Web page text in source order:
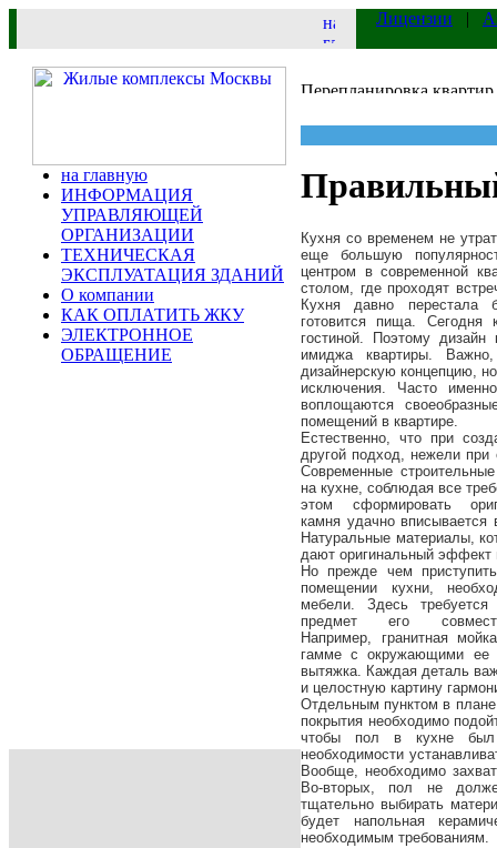
Лицензии |
на главную
ИНФОРМАЦИЯ
УПРАВЛЯЮЩЕЙ
ОРГАНИЗАЦИИ
ТЕХНИЧЕСКАЯ
ЭКСПЛУАТАЦИЯ ЗДАНИЙ
О компании
КАК ОПЛАТИТЬ ЖКУ
ЭЛЕКТРОННОЕ
ОБРАЩЕНИЕ
Кухня со временем не
еще большую
центром в современной
столом, где проходят
Кухня давно перестала
готовится пища.
гостиной. Поэтому
имиджа квартиры.
дизайнерскую концепцию,
исключения. Часто
воплощаются
помещений в квартире.
Естественно, что при
другой подход, нежели
Современные
на кухне, соблюдая все
этом сформировать
камня удачно
Натуральные материалы,
дают оригинальный
Но прежде чем
помещении кухни,
мебели. Здесь
предмет его
Например,
гранитная
гамме с окружающими ее
вытяжка. Каждая деталь
и целостную картину
Отдельным пунктом в
покрытия необходимо
чтобы пол в кухне был
необходимости
Вообще, необходимо
Во-вторых, пол не
тщательно выбирать
будет напольная
необходимым требованиям.